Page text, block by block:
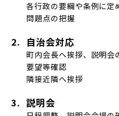
各行政の要綱や条例に定
問題点の把握
2. 自治会対応
町内会長ヘ挨拶、説明会
要望等確認
隣接近隣ヘ挨拶
3. 説明会